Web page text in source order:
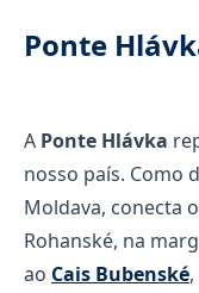
Ponte
A Ponte Hlávka
nosso país. Como
Moldava, conecta
Rohanské, na
ao Cais Bubenské